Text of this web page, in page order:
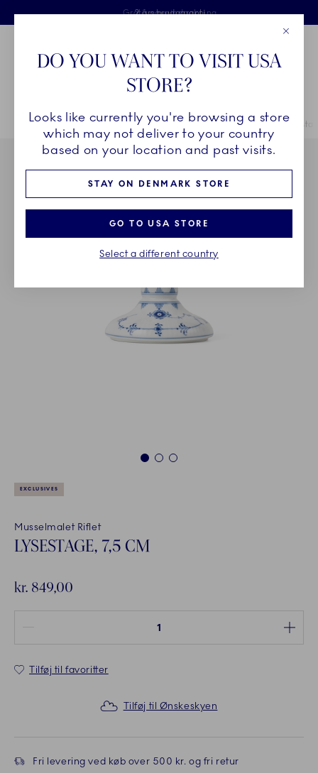
Skip Navigation
Fri levering ved køb over 500 kr. og fri retur
Gratis gaveindpakning
2 års brudgaranti
Royal Copenhagen
Breadcrumb Headlinesss
HjemSTEL Stel Musselmalet Riflet Musselmalet Riflet
1 2 3
EXCLUSIVES
Musselmalet Riflet
LYSESTAGE, 7,5 CM
kr. 849,00
Tilføj til favoritter
Tilføj til Ønskeskyen
Fri levering ved køb over 500 kr. og fri retur
DO YOU WANT TO VISIT USA
STORE?
Looks like currently you're browsing a store
which may not deliver to your country
based on your location and past visits.
STAY ON DENMARK STORE
GO TO USA STORE
Select a different country